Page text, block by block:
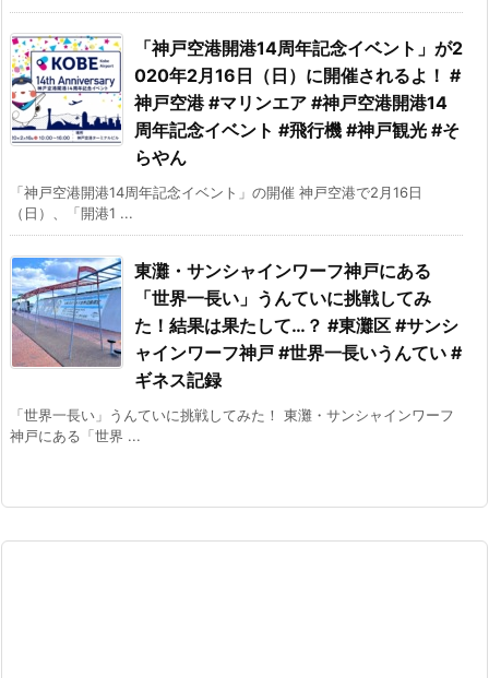
「神戸空港開港14周年記念イベント」が2
020年2月16日（日）に開催されるよ！ #
神戸空港 #マリンエア #神戸空港開港14
周年記念イベント #飛行機 #神戸観光 #そ
らやん
「神戸空港開港14周年記念イベント」の開催 神戸空港で2月16日
（日）、「開港1 ...
東灘・サンシャインワーフ神戸にある
「世界一長い」うんていに挑戦してみ
た！結果は果たして…？ #東灘区 #サンシ
ャインワーフ神戸 #世界一長いうんてい #
ギネス記録
「世界一長い」うんていに挑戦してみた！ 東灘・サンシャインワーフ
神戸にある「世界 ...